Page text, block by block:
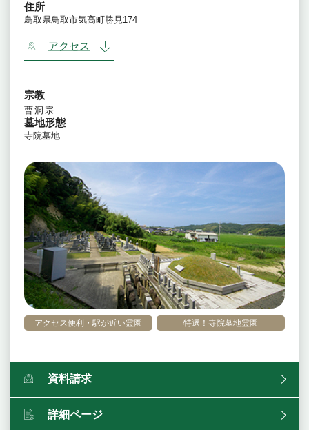
アクセス便利・駅が近い霊園 特選！寺院墓地霊園
住所
鳥取県鳥取市気高町勝見174
アクセス
宗教
曹洞宗
墓地形態
寺院墓地
資料請求
詳細ページ